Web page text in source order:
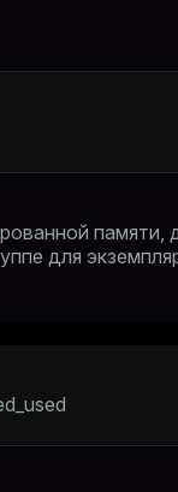
памяти,
для